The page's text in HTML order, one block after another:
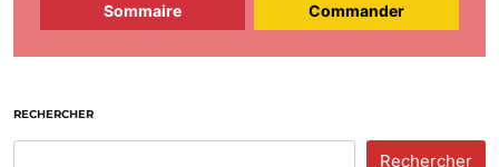
Sommaire Commander
RECHERCHER
Rechercher